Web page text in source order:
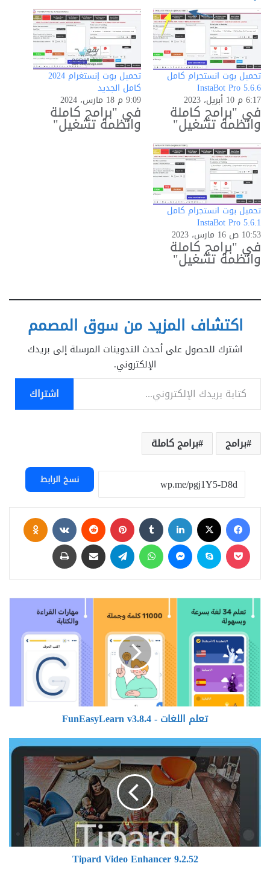
تحميل بوت انستجرام كامل
InstaBot Pro 5.6.6
6:17 م 10 أبريل، 2023
في "برامج كاملة
وانظمة تشغيل"
تحميل بوت إنستغرام 2024
كامل الجديد
9:09 م 18 مارس، 2024
في "برامج كاملة
وانظمة تشغيل"
تحميل بوت انستجرام كامل
InstaBot Pro 5.6.1
10:53 ص 16 مارس، 2023
في "برامج كاملة
وانظمة تشغيل"
اكتشاف المزيد من سوق المصمم
اشترك للحصول على أحدث التدوينات المرسلة إلى بريدك
الإلكتروني.
كتابة بريدك الإلكتروني...
اشتراك
برامج برامج كاملة
نسخ الرابط
فيسبوك لينكدإن بينتيريست
‫Pocket
سكايب ماسنجر واتساب تيلقرام مشاركة عبر البريد طباعة
تعلم
اللغات
FunEasyLearn
v3.8.4
تعلم اللغات - FunEasyLearn v3.8.4
Tipard
Video
Enhancer
Tipard Video Enhancer 9.2.52